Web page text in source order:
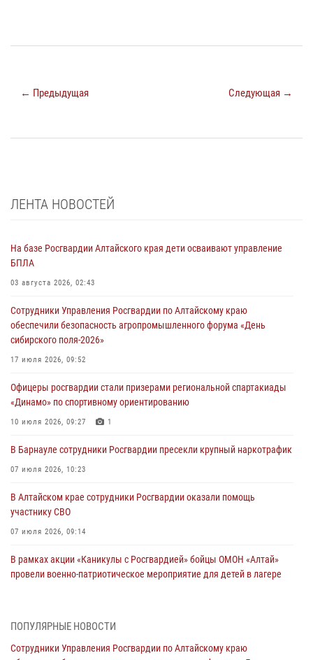
← Предыдущая Следующая →
ЛЕНТА НОВОСТЕЙ
На базе Росгвардии Алтайского края дети осваивают управление
БПЛА
03 августа 2026, 02:43
Сотрудники Управления Росгвардии по Алтайскому краю
обеспечили безопасность агропромышленного форума «День
сибирского поля-2026»
17 июля 2026, 09:52
Офицеры росгвардии стали призерами региональной спартакиады
«Динамо» по спортивному ориентированию
10 июля 2026, 09:27 1
В Барнауле сотрудники Росгвардии пресекли крупный наркотрафик
07 июля 2026, 10:23
В Алтайском крае сотрудники Росгвардии оказали помощь
участнику СВО
07 июля 2026, 09:14
В рамках акции «Каникулы с Росгвардией» бойцы ОМОН «Алтай»
провели военно-патриотическое мероприятие для детей в лагере
акции «Коробка храбрости»
ПОПУЛЯРНЫЕ НОВОСТИ
Сотрудники Управления Росгвардии по Алтайскому краю